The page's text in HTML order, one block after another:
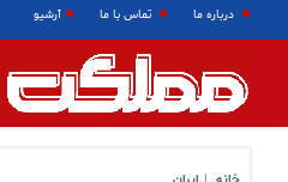
درباره ما تماس با ما آرشیو